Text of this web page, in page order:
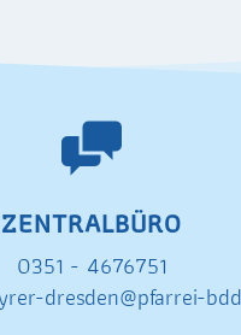
BANKVERBINDUNG
LIGA-Bank Dresden e.G.
7509 0300 0008 2288 33
ZENTRALBÜRO
0351 - 4676751
dresden@pfarrei-